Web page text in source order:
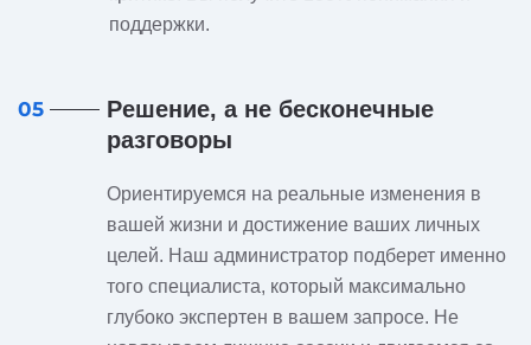
поддержки.
05
Решение, а не бесконечные
разговоры
Ориентируемся на реальные изменения в
вашей жизни и достижение ваших личных
целей. Наш администратор подберет именно
того специалиста, который максимально
глубоко экспертен в вашем запросе. Не